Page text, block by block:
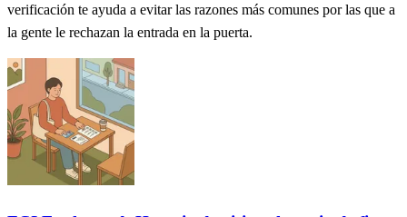
verificación te ayuda a evitar las razones más comunes por las que a
la gente le rechazan la entrada en la puerta.